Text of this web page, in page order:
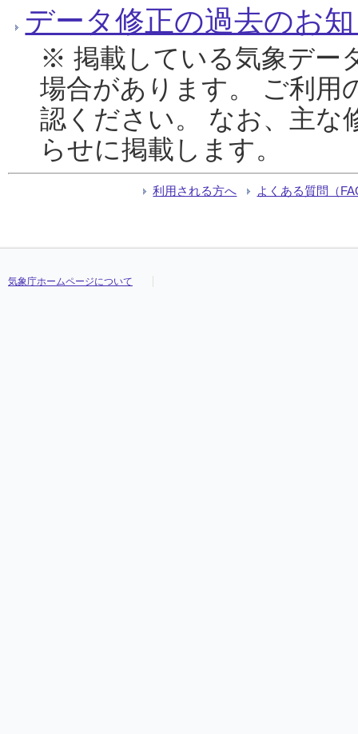
データ修正の過去のお
※ 掲載している気象デー
場合があります。 ご利用
認ください。 なお、主な
らせに掲載します。
利用される方へ よくある質問（
気象庁ホームページについて